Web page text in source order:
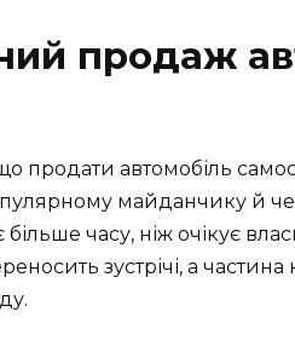
продаж
продати автомобіль
майданчику й
часу, ніж очікує
зустрічі, а